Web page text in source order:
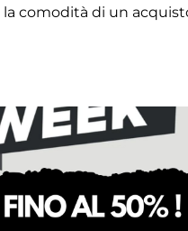
comodità di un